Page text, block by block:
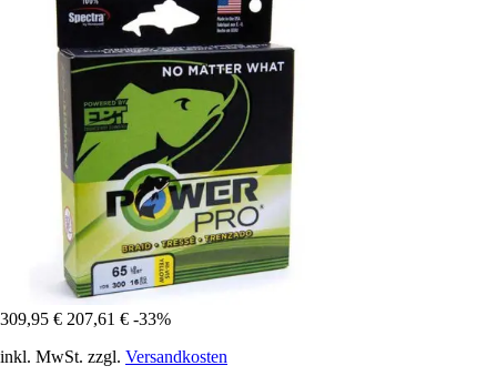
309,95 € 207,61 € -33%
inkl. MwSt. zzgl. Versandkosten